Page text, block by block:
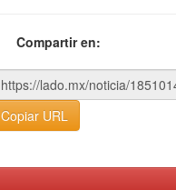
Compartir en:
Copiar URL